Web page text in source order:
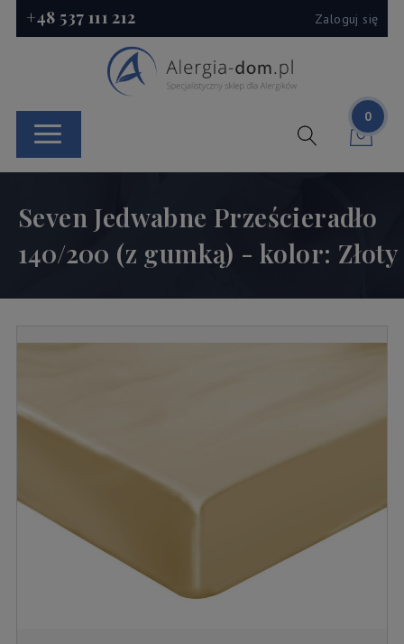
+48 537 111 212 Zaloguj się
0
Seven Jedwabne Prześcieradło
140/200 (z gumką) - kolor: Złoty